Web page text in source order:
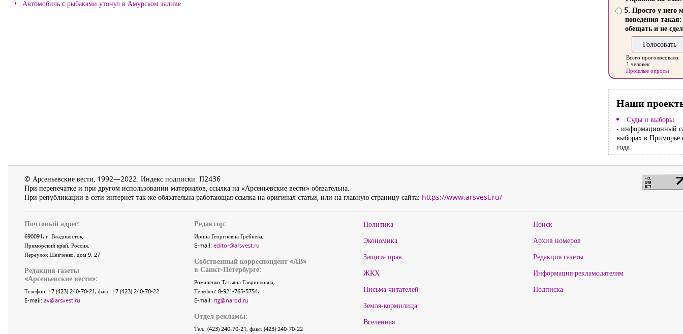
Автомобиль с рыбаками утонул в Амурском заливе
5. Просто у него
поведения такая:
обещать и не
Всего проголосовало
1 человек
Прошлые опросы
Наши
Суды и выборы
- информационный
выборах в Приморье
года
© Арсеньевские вести, 1992—2022. Индекс подписки: П2436
При перепечатке и при другом использовании материалов, ссылка на «Арсеньевские вести» обязательна.
При републикации в сети интернет так же обязательна работающая ссылка на оригинал статьи, или на главную страницу сайта: https://www.arsvest.ru/
Почтовый адрес:
690091, г. Владивосток,
Приморский край, Россия.
Переулок Шевченко, дом 9, 27
Редакция газеты
«Арсеньевские вести»:
Телефон: +7 (423) 240-70-21, факс: +7 (423) 240-70-22
E-mail: av@arsvest.ru
Редактор:
Ирина Георгиевна Гребнёва,
E-mail: editor@arsvest.ru
Собственный корреспондент «АВ»
в Санкт-Петербурге:
Романенко Татьяна Гаврииловна,
Телефон: 8-921-765-5754,
E-mail: rtg@narod.ru
Отдел рекламы:
Тел.: (423) 240-70-21, факс: (423) 240-70-22
Политика
Экономика
Защита прав
ЖКХ
Письма читателей
Земля-кормилица
Вселенная
Поиск
Архив номеров
Редакция газеты
Информация рекламодателям
Подписка